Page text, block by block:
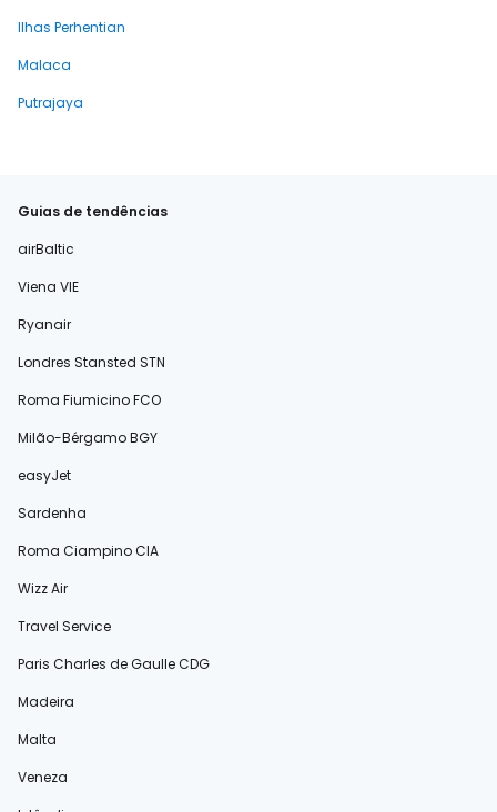
Ilhas Perhentian
Malaca
Putrajaya
Guias de tendências
airBaltic
Viena VIE
Ryanair
Londres Stansted STN
Roma Fiumicino FCO
Milão-Bérgamo BGY
easyJet
Sardenha
Roma Ciampino CIA
Wizz Air
Travel Service
Paris Charles de Gaulle CDG
Madeira
Malta
Veneza